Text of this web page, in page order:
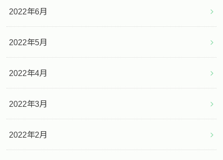
2022年6月
2022年5月
2022年4月
2022年3月
2022年2月